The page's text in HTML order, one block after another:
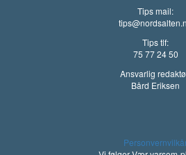
Tips mail:
Tips tlf:
75 77 24 50
Ansvarlig
Bård Eriksen